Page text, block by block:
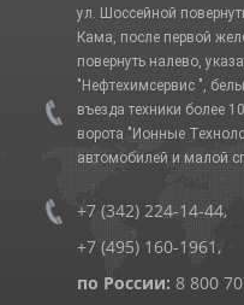
ул. Шоссейной
Кама, после первой
повернуть налево,
"Нефтехимсервис ",
въезда техники более
ворота "Ионные
автомобилей и малой
+7 (342) 224-14-44,
+7 (495) 160-1961 ,
по России: 8 800